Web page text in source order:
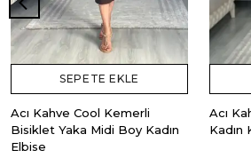
SEPETE EKLE
Acı Kahve Cool Kemerli
Bisiklet Yaka Midi Boy Kadın
Elbise
Acı
Kadın